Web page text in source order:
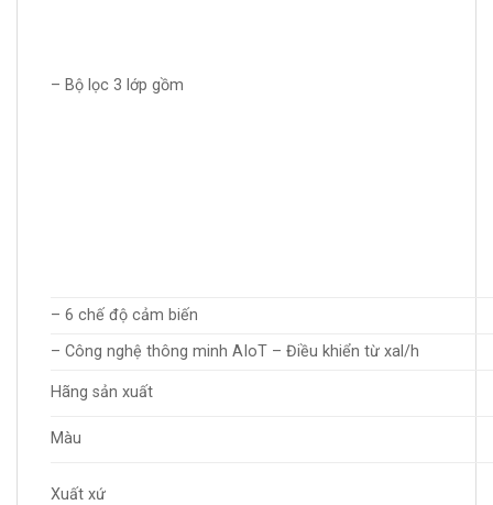
– Bộ lọc 3 lớp gồm
– 6 chế độ cảm biến
– Công nghệ thông minh AIoT – Điều khiển từ xal/h
Hãng sản xuất
Màu
Xuất xứ